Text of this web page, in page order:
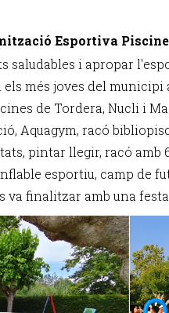
Esportiva
saludables i apropar
més joves del municipi
de Tordera, Nucli i
Aquagym, racó
pintar llegir, racó amb
esportiu, camp de
va finalitzar amb una